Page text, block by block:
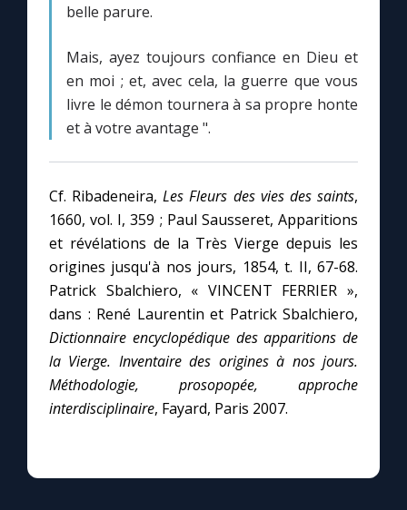
À la une
1000 Raisons de Croire
Chapelet pour le monde
Contact
Faire un don
Marie de Nazareth
belle parure.
Mais, ayez toujours confiance en Dieu et
en moi ; et, avec cela, la guerre que vous
livre le démon tournera à sa propre honte
et à votre avantage ".
Cf. Ribadeneira,Les Fleurs des vies des saints,
1660, vol. I, 359 ; Paul Sausseret, Apparitions
et révélations de la Très Vierge depuis les
origines jusqu'à nos jours, 1854, t. II, 67-68.
Patrick Sbalchiero, « VINCENT FERRIER »,
dans : René Laurentin et Patrick Sbalchiero,
Dictionnaire encyclopédique des apparitions de
la Vierge. Inventaire des origines à nos jours.
Méthodologie, prosopopée, approche
interdisciplinaire, Fayard, Paris 2007.